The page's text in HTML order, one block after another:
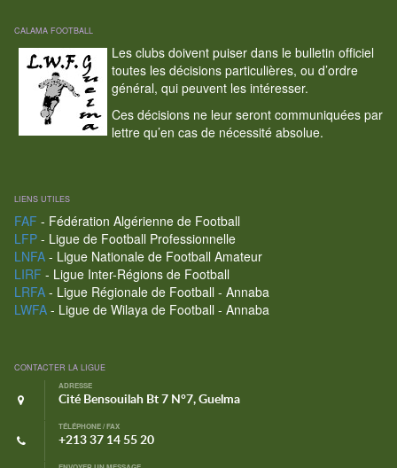
CALAMA FOOTBALL
Les clubs doivent puiser dans le bulletin officiel
toutes les décisions particulières, ou d’ordre
général, qui peuvent les intéresser.
Ces décisions ne leur seront communiquées par
lettre qu’en cas de nécessité absolue.
LIENS UTILES
FAF - Fédération Algérienne de Football
LFP- Ligue de Football Professionnelle
LNFA- Ligue Nationale de Football Amateur
LIRF - Ligue Inter-Régions de Football
LRFA- Ligue Régionale de Football - Annaba
LWFA- Ligue de Wilaya de Football - Annaba
CONTACTER LA LIGUE
ADRESSE
Cité Bensouilah Bt 7 N°7, Guelma
TÉLÉPHONE / FAX
+213 37 14 55 20